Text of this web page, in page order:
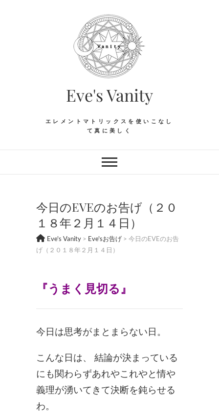
Eve's Vanity
エレメントマトリックスを使いこなし
て真に美しく
今日のEVEのお告げ（２０
１８年２月１４日）
Eve's Vanity > Eve'sお告げ > 今日のEVEのお告
げ（２０１８年２月１４日）
『うまく見切る』
今日は思考がまとまらない日。
こんな日は、 結論が決まっている
にも関わらずあれやこれやと情や
義理が湧いてきて決断を鈍らせる
わ。